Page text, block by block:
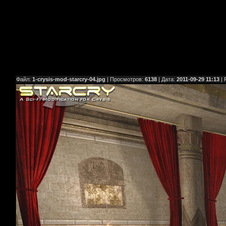
Файл: 1-crysis-mod-starcry-04.jpg | Просмотров: 6138 | Дата: 2011-09-29 11:13 |